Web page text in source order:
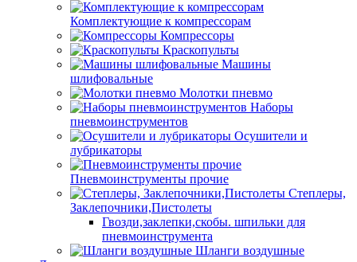
Комплектующие к компрессорам
Компрессоры
Краскопульты
Машины
шлифовальные
Молотки пневмо
Наборы
пневмоинструментов
Осушители и
лубрикаторы
Пневмоинструменты прочие
Степлеры,
Заклепочники,Пистолеты
Гвозди,заклепки,скобы. шпильки для
пневмоинструмента
Шланги воздушные